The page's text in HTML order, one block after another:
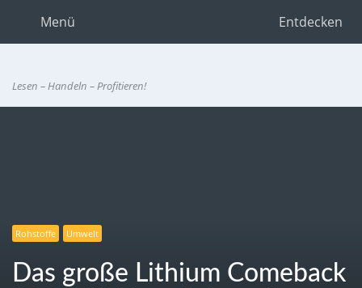
Entdecken
Menü
Lesen – Handeln – Profitieren!
Rohstoffe Umwelt
Das große Lithium Comeback